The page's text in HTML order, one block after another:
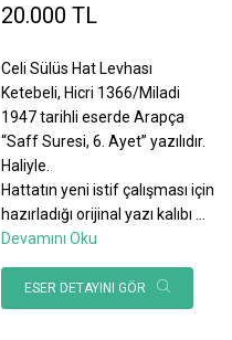
20.000 TL
Celi Sülüs Hat Levhası
Ketebeli, Hicri 1366/Miladi
1947 tarihli eserde Arapça
“Saff Suresi, 6. Ayet” yazılıdır.
Haliyle.
Hattatın yeni istif çalışması için
hazırladığı orijinal yazı kalıbı
Devamını Oku
ESER DETAYINI GÖR